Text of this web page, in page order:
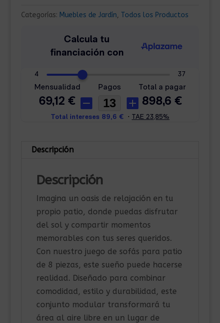
Categorías: Muebles de Jardín, Todos los Productos
Descripción
Descripción
Imagina un oasis de relajación en tu
propio patio, donde puedas disfrutar
del sol y compartir momentos
memorables con tus seres queridos.
Con nuestro juego de sofás para patio
de 8 piezas, este sueño puede hacerse
realidad. Diseñado para combinar
comodidad, estilo y durabilidad, este
conjunto modular transformará tu
área al aire libre en un lugar de